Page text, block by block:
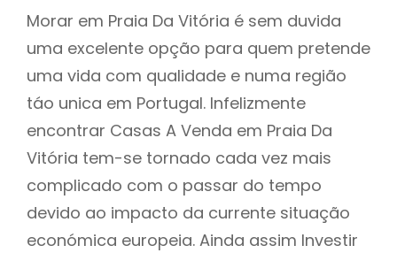
Morar em Praia Da Vitória é sem duvida
uma excelente opção para quem pretende
uma vida com qualidade e numa região
táo unica em Portugal. Infelizmente
encontrar Casas A Venda em Praia Da
Vitória tem-se tornado cada vez mais
complicado com o passar do tempo
devido ao impacto da currente situação
económica europeia. Ainda assim Investir